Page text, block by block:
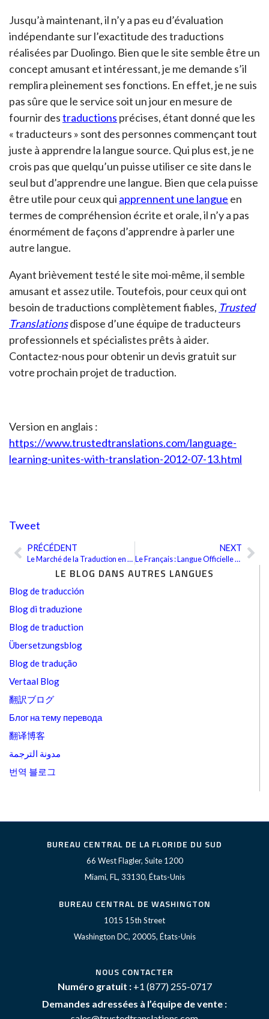
LE BLOG DANS AUTRES LANGUES
Blog de traducción
Blog di traduzione
Blog de traduction
Übersetzungsblog
Blog de tradução
Vertaal Blog
翻訳ブログ
Блог на тему перевода
翻译博客
مدونة الترجمة
번역 블로그
Jusqu’à maintenant, il n’y a pas eu d’évaluation
indépendante sur l’exactitude des traductions
réalisées par Duolingo. Bien que le site semble être un
concept amusant et intéressant, je me demande s’il
remplira pleinement ses fonctions. En effet, je ne suis
pas sûre que le service soit un jour en mesure de
fournir destraductions précises, étant donné que les
« traducteurs » sont des personnes commençant tout
juste à apprendre la langue source. Qui plus est, je ne
crois pas que quelqu’un puisse utiliser ce site dans le
seul but d’apprendre une langue. Bien que cela puisse
être utile pour ceux qui apprennent une langue en
termes de compréhension écrite et orale, il n’y a pas
énormément de façons d’apprendre à parler une
autre langue.
Ayant brièvement testé le site moi-même, il semble
amusant et assez utile. Toutefois, pour ceux qui ont
besoin de traductions complètement fiables, Trusted
Translationsdispose d’une équipe de traducteurs
professionnels et spécialistes prêts à aider.
Contactez-nous pour obtenir un devis gratuit sur ​​
votre prochain projet de traduction.
Version en anglais :
https://www.trustedtranslations.com/language-
learning-unites-with-translation-2012-07-13.html
Tweet
Précédent
PRÉCÉDENT
Le Marché de la Traduction en Chine
NEXT
Le Français : Langue Officielle des Jeux Olympiques
BUREAU CENTRAL DE LA FLORIDE DU SUD
66 West Flagler, Suite 1200
Miami, FL, 33130, États-Unis
BUREAU CENTRAL DE WASHINGTON
1015 15th Street
Washington DC, 20005, États-Unis
NOUS CONTACTER
Numéro gratuit : +1 (877) 255-0717
Demandes adressées à l’équipe de vente :